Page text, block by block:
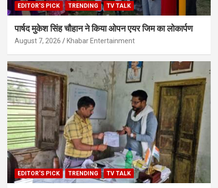
EDITOR'S PICK TRENDING TV TALK
पार्षद मुकेश सिंह चौहान ने किया ओपन एयर जिम का लोकार्पण
August 7, 2026 Khabar Entertainment
EDITOR'S PICK TRENDING TV TALK